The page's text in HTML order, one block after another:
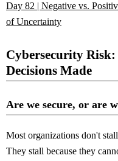
Day 82 | Negative vs.
of Uncertainty
Cybersecurity
Decisions Made
Are we secure, or are
Most organizations don't
They stall because they